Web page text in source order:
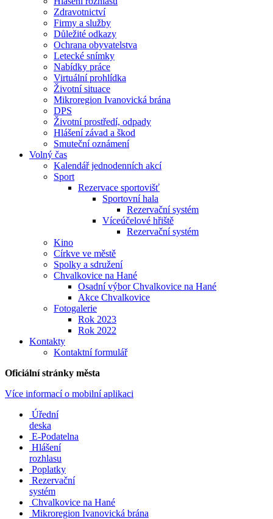
Zdravotnictví
Firmy a služby
Důležité odkazy
Ochrana obyvatelstva
Letecké snímky
Nabídky práce
Virtuální prohlídka
Životní situace
Mikroregion Ivanovická brána
DPS
Životní prostředí, odpady
Hlášení závad a škod
Smuteční oznámení
Volný čas
Kalendář jednodenních akcí
Sport
Rezervace sportovišť
Sportovní hala
Rezervační systém
Víceúčelové hřiště
Rezervační systém
Kino
Církve ve městě
Spolky a sdružení
Chvalkovice na Hané
Osadní výbor Chvalkovice na Hané
Akce Chvalkovice
Fotogalerie
Rok 2023
Rok 2022
Kontakty
Kontaktní formulář
Oficiální stránky města
Více informací o mobilní aplikaci
Úřední
deska
E-Podatelna
Hlášení
rozhlasu
Poplatky
Rezervační
systém
Chvalkovice na Hané
Mikroregion Ivanovická brána